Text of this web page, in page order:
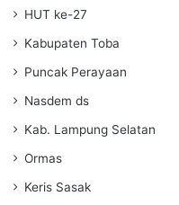
HUT ke-27
Kabupaten Toba
Puncak Perayaan
Nasdem ds
Kab. Lampung Selatan
Ormas
Keris Sasak